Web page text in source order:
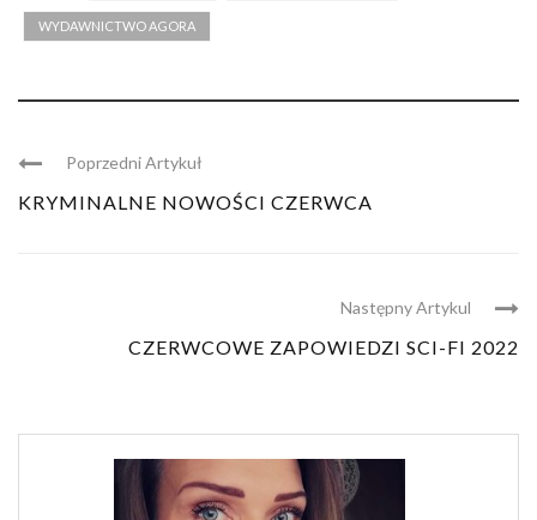
WYDAWNICTWO AGORA
Poprzedni Artykuł
KRYMINALNE NOWOŚCI CZERWCA
Następny Artykul
CZERWCOWE ZAPOWIEDZI SCI-FI 2022